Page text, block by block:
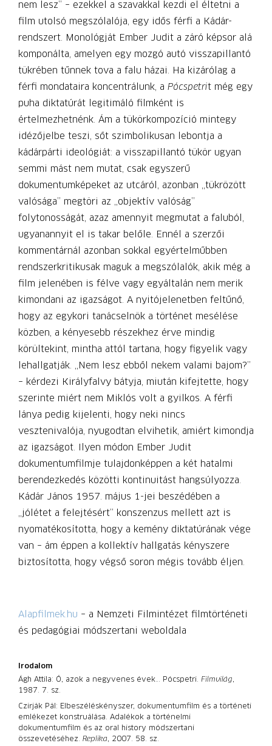
nem lesz” – ezekkel a szavakkal kezdi el éltetni a
film utolsó megszólalója, egy idős férfi a Kádár-
rendszert. Monológját Ember Judit a záró képsor alá
komponálta, amelyen egy mozgó autó visszapillantó
tükrében tűnnek tova a falu házai. Ha kizárólag a
férfi mondataira koncentrálunk, a Pócspetrit még egy
puha diktatúrát legitimáló filmként is
értelmezhetnénk. Ám a tükörkompozíció mintegy
idézőjelbe teszi, sőt szimbolikusan lebontja a
kádárpárti ideológiát: a visszapillantó tükör ugyan
semmi mást nem mutat, csak egyszerű
dokumentumképeket az utcáról, azonban „tükrözött
valósága” megtöri az „objektív valóság”
folytonosságát, azaz amennyit megmutat a faluból,
ugyanannyit el is takar belőle. Ennél a szerzői
kommentárnál azonban sokkal egyértelműbben
rendszerkritikusak maguk a megszólalók, akik még a
film jelenében is félve vagy egyáltalán nem merik
kimondani az igazságot. A nyitójelenetben feltűnő,
hogy az egykori tanácselnök a történet mesélése
közben, a kényesebb részekhez érve mindig
körültekint, mintha attól tartana, hogy figyelik vagy
lehallgatják. „Nem lesz ebből nekem valami bajom?”
– kérdezi Királyfalvy ­bátyja, miután kifejtette, hogy
szerinte miért nem Miklós volt a gyilkos. A férfi
lánya pedig kijelenti, hogy neki nincs
vesztenivalója, nyugodtan elvihetik, amiért kimondja
az igazságot. Ilyen módon Ember Judit
dokumentumfilmje tulajdonképpen a két hatalmi
berendezkedés közötti kontinuitást hangsúlyozza.
Kádár János 1957. május 1-jei beszédében a
„jólétet a felejtésért” konszenzus mellett azt is
nyomatékosította, hogy a kemény diktatúrának vége
van – ám éppen a kollektív hallgatás kényszere
biztosította, hogy végső soron mégis tovább éljen.
Alapfilmek.hu – a Nemzeti Filmintézet filmtörténeti
és pedagógiai módszertani weboldala
Irodalom
Ágh Attila: Ó, azok a negyvenes évek… Pócspetri. Filmvilág,
1987. 7. sz.
Czirják Pál: Elbeszéléskényszer, dokumentumfilm és a történeti
emlékezet konstruálása. Adalékok a történelmi
dokumentumfilm és az oral history módszertani
összevetéséhez. Replika, 2007. 58. sz.